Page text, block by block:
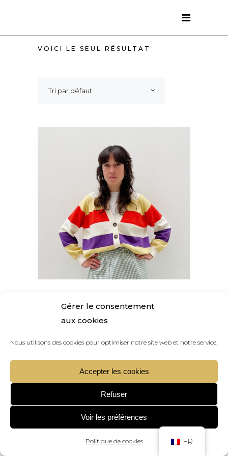
Gérer le consentement
aux cookies
Nous utilisons des cookies pour optimiser notre site web et notre service.
Accepter les cookies
Refuser
Voir les préférences
Politique de cookies
VOICI LE SEUL RÉSULTAT
Tri par défaut
GILET ADULTE
produit
a
plusieurs
variations.
Les
options
être
FR